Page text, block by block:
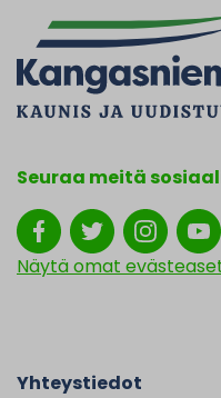
Seuraa meitä
Näytä omat
Yhteystiedot